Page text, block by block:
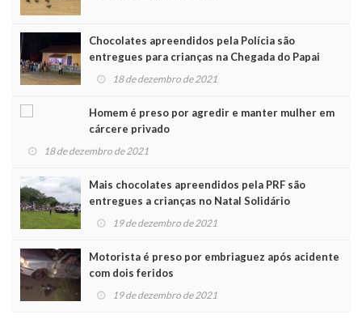
Chocolates apreendidos pela Polícia são
entregues para crianças na Chegada do Papai
Noel
18 de dezembro de 2021
Homem é preso por agredir e manter mulher em
cárcere privado
18 de dezembro de 2021
Mais chocolates apreendidos pela PRF são
entregues a crianças no Natal Solidário
19 de dezembro de 2021
Motorista é preso por embriaguez após acidente
com dois feridos
19 de dezembro de 2021